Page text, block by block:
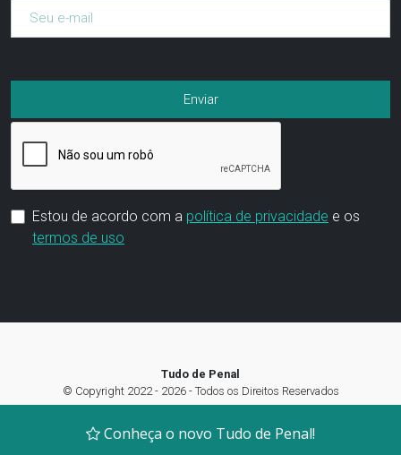
Conheça o novo Tudo de Penal!
Estou de acordo com a política de privacidade e os
termos de uso
Tudo de Penal
© Copyright 2022 - 2026 - Todos os Direitos Reservados